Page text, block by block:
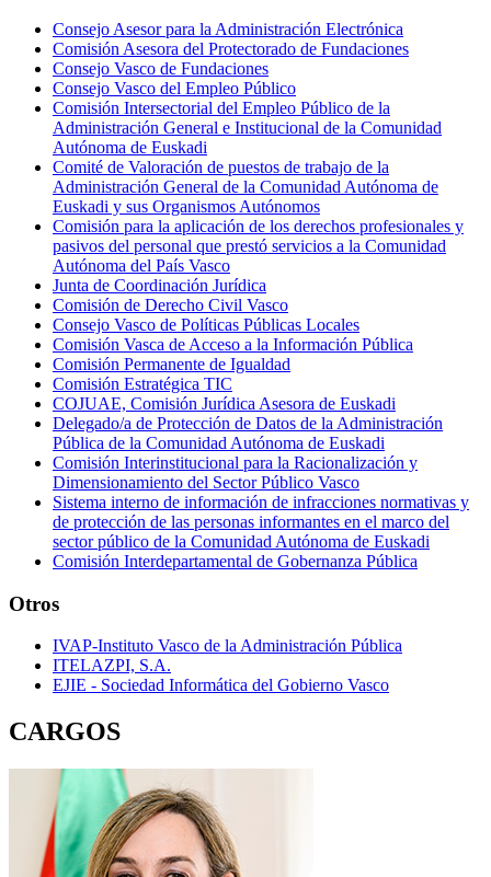
Consejo Asesor para la Administración Electrónica
Comisión Asesora del Protectorado de Fundaciones
Consejo Vasco de Fundaciones
Consejo Vasco del Empleo Público
Comisión Intersectorial del Empleo Público de la
Administración General e Institucional de la Comunidad
Autónoma de Euskadi
Comité de Valoración de puestos de trabajo de la
Administración General de la Comunidad Autónoma de
Euskadi y sus Organismos Autónomos
Comisión para la aplicación de los derechos profesionales y
pasivos del personal que prestó servicios a la Comunidad
Autónoma del País Vasco
Junta de Coordinación Jurídica
Comisión de Derecho Civil Vasco
Consejo Vasco de Políticas Públicas Locales
Comisión Vasca de Acceso a la Información Pública
Comisión Permanente de Igualdad
Comisión Estratégica TIC
COJUAE, Comisión Jurídica Asesora de Euskadi
Delegado/a de Protección de Datos de la Administración
Pública de la Comunidad Autónoma de Euskadi
Comisión Interinstitucional para la Racionalización y
Dimensionamiento del Sector Público Vasco
Sistema interno de información de infracciones normativas y
de protección de las personas informantes en el marco del
sector público de la Comunidad Autónoma de Euskadi
Comisión Interdepartamental de Gobernanza Pública
Otros
IVAP-Instituto Vasco de la Administración Pública
ITELAZPI, S.A.
EJIE - Sociedad Informática del Gobierno Vasco
CARGOS